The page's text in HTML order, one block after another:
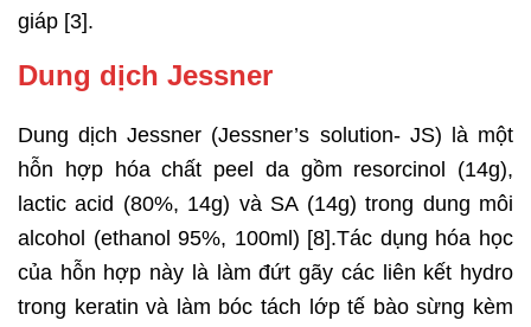
giáp [3].
Dung dịch Jessner
Dung dịch Jessner (Jessner’s solution- JS) là một
hỗn hợp hóa chất peel da gồm resorcinol (14g),
lactic acid (80%, 14g) và SA (14g) trong dung môi
alcohol (ethanol 95%, 100ml) [8].Tác dụng hóa học
của hỗn hợp này là làm đứt gãy các liên kết hydro
trong keratin và làm bóc tách lớp tế bào sừng kèm